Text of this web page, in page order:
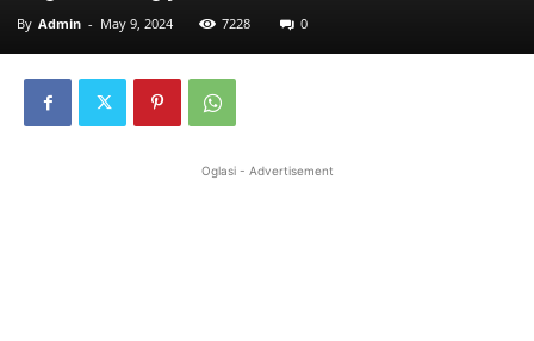
By Admin - May 9, 2024 7228 0
Oglasi - Advertisement